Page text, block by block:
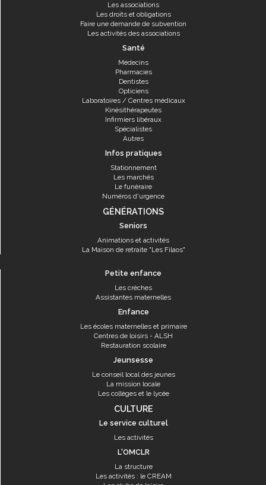
Les associations
Les droits et obligations
Faire une demande de subvention
Les activités des associations
Santé
Médecins
Pharmacies
Dentistes
Opticiens
Laboratoires / Centres médicaux
Kinésithérapeutes
Infirmiers libéraux
Spécialistes
Autres
Infos pratiques
Stationnement
Les marchés
Le funéraire
Numéros d'urgence
GÉNÉRATIONS
Seniors
Animations et activités
La Maison de retraite "Les Filaos"
Petite enfance
Les crèches
Assistantes maternelles
Enfance
Les écoles maternelles et primaire
Centres de loisirs - ALSH
Restauration scolaire
Jeunsesse
Le conseil local des jeunes
La mission locale
Les collèges et le lycée
CULTURE
Le service culturel
Les activités
L'OMCLR
La structure
Les activités : le CREAM